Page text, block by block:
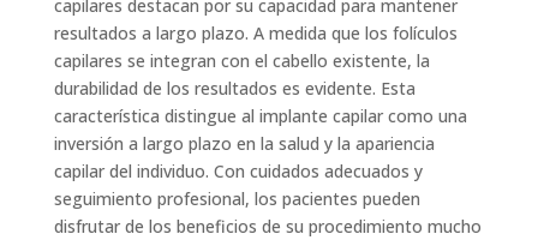
capilares destacan por su capacidad para mantener
resultados a largo plazo. A medida que los folículos
capilares se integran con el cabello existente, la
durabilidad de los resultados es evidente. Esta
característica distingue al implante capilar como una
inversión a largo plazo en la salud y la apariencia
capilar del individuo. Con cuidados adecuados y
seguimiento profesional, los pacientes pueden
disfrutar de los beneficios de su procedimiento mucho